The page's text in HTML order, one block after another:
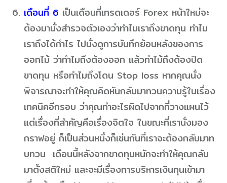
เดือนที่ 6 เป็นเดือนที่เทรดเดอร์ Forex หน้าใหม่จะ
ต้องมานั่งสำรวจตัวเองว่าทำไมเราถึงขาดทุน ทำไม
เราถึงได้กำไร ไปนั่งดูการบันทึกย้อนหลังของการ
ออกไม้ ว่าทำไมถึงต้องออก แล้วทำไม้ถึงต้องปิด
ขาดทุน หรือทำไมถึงโดน Stop loss หากคุณนั่ง
พิจารณาจะทำให้คุณคิดหันกลับมาทวนความรู้ในเรื่อง
เทคนิคอีกรอบ ว่าคุณทำอะไรผิดไปจากที่วางแผนไว้
แต่เรื่องที่สำคัญคือเรื่องจิตใจ ในขณะที่เรานั่งมอง
กราฟอยู่ ก็เป็นส่วนหนึ่งก็เช่นกันที่เราจะต้องกลับมาท
บทวน เดือนนี้หลังจากขาดทุนหนักจะทำให้คุณกลับ
มาตั้งสติใหม่ และจะมีเรื่องการบริหารเงินทุนเข้ามา